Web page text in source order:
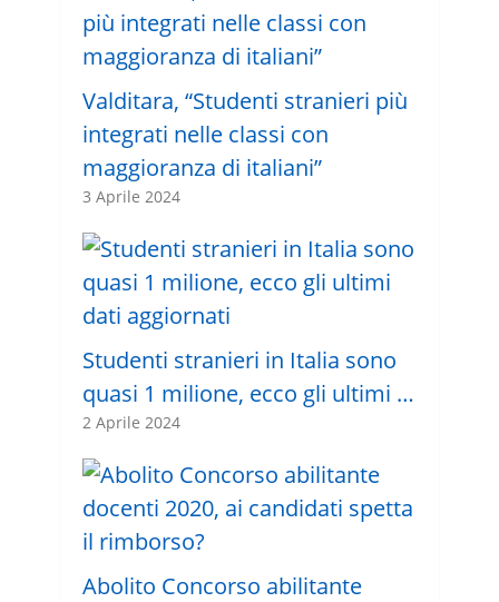
Valditara, “Studenti stranieri più
integrati nelle classi con
maggioranza di italiani”
3 Aprile 2024
Studenti stranieri in Italia sono
quasi 1 milione, ecco gli ultimi …
2 Aprile 2024
Abolito Concorso abilitante